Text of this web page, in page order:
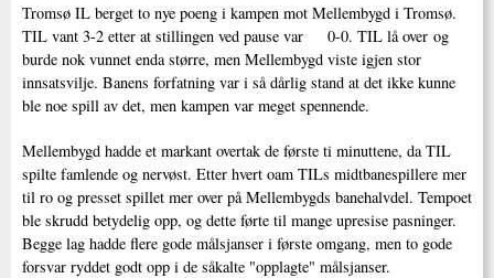
Tromsø IL berget to nye poeng i kampen mot Mellembygd i Tromsø.
TIL vant 3-2 etter at stillingen ved pause var 0-0. TIL lå over og
burde nok vunnet enda større, men Mellembygd viste igjen stor
innsatsvilje. Banens forfatning var i så dårlig stand at det ikke kunne
ble noe spill av det, men kampen var meget spennende.
Mellembygd hadde et markant overtak de første ti minuttene, da TIL
spilte famlende og nervøst. Etter hvert oam TILs midtbanespillere mer
til ro og presset spillet mer over på Mellembygds banehalvdel. Tempoet
ble skrudd betydelig opp, og dette førte til mange upresise pasninger.
Begge lag hadde flere gode målsjanser i første omgang, men to gode
forsvar ryddet godt opp i de såkalte "opplagte" målsjanser.